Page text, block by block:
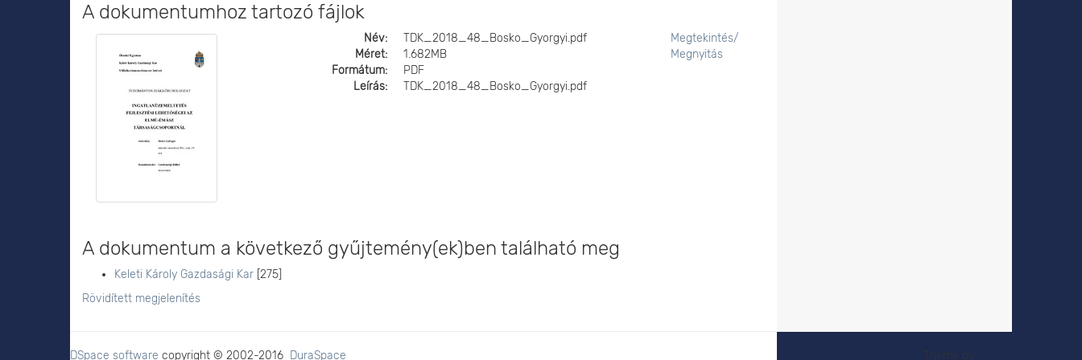
A dokumentumhoz tartozó fájlok
Név:
TDK_2018_48_Bosko_Gyorgyi.pdf
Méret:
1.682MB
Formátum:
PDF
Leírás:
TDK_2018_48_Bosko_Gyorgyi.pdf
Megtekintés/
Megnyitás
A dokumentum a következő gyűjtemény(ek)ben található meg
Keleti Károly Gazdasági Kar [275]
Rövidített megjelenítés
DSpace software copyright © 2002-2016 DuraSpace Theme by